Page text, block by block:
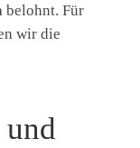
belohnt. Für
wir die